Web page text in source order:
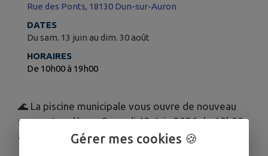
Rue des Ponts, 18130 Dun-sur-Auron
DATES
Du sam. 13 juin au dim. 30 août
HORAIRES
De 10h00 à 19h00
🌊 La piscine municipale vous ouvre de nouveau
ses portes dès ce Samedi 13 Juin 2026 de 10h00
à 13h00 et de 15h00 à 19h00 !!!
Gérer mes cookies 🍪